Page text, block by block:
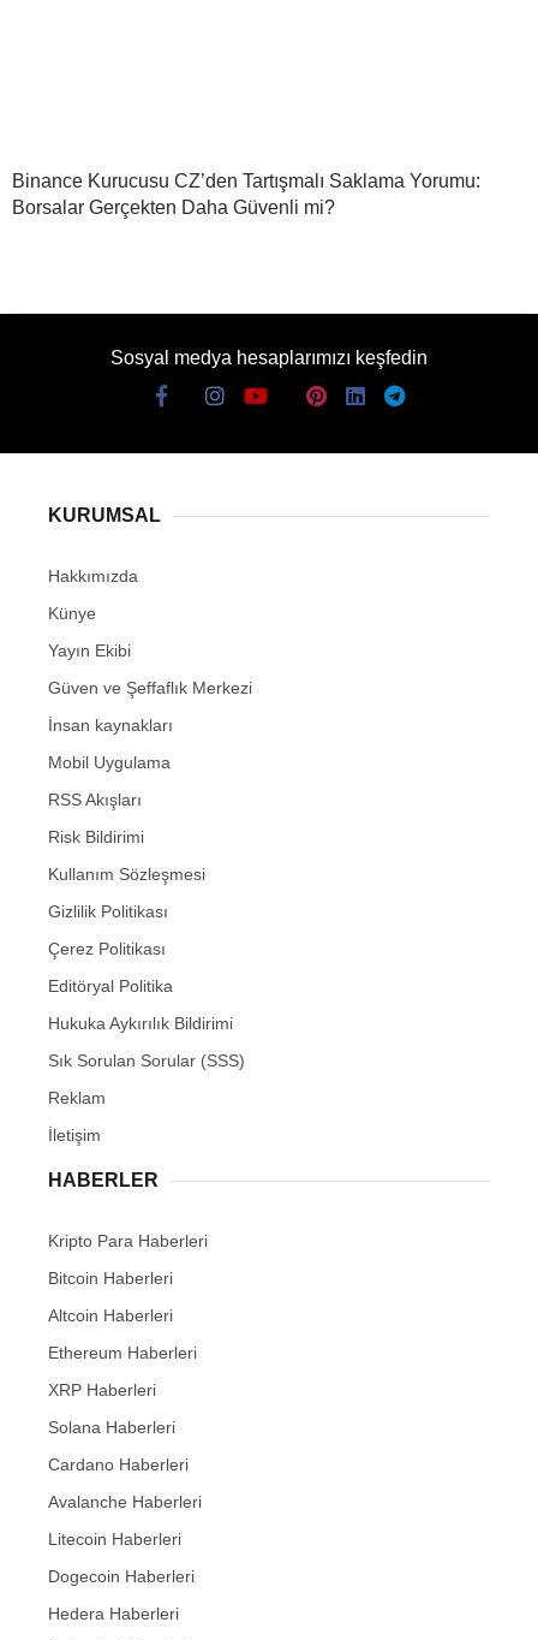
Binance Kurucusu CZ’den Tartışmalı Saklama Yorumu:
Borsalar Gerçekten Daha Güvenli mi?
Sosyal medya hesaplarımızı keşfedin
KURUMSAL
Hakkımızda
Künye
Yayın Ekibi
Güven ve Şeffaflık Merkezi
İnsan kaynakları
Mobil Uygulama
RSS Akışları
Risk Bildirimi
Kullanım Sözleşmesi
Gizlilik Politikası
Çerez Politikası
Editöryal Politika
Hukuka Aykırılık Bildirimi
Sık Sorulan Sorular (SSS)
Reklam
İletişim
HABERLER
Kripto Para Haberleri
Bitcoin Haberleri
Altcoin Haberleri
Ethereum Haberleri
XRP Haberleri
Solana Haberleri
Cardano Haberleri
Avalanche Haberleri
Litecoin Haberleri
Dogecoin Haberleri
Hedera Haberleri